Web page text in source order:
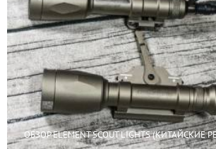
ОБЗОР ELEMENT SCOUT LIGHTS (КИТАЙСКИЕ